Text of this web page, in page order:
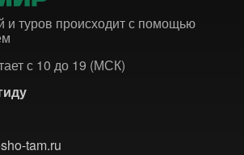
и туров происходит с помощью
с 10 до 19 (МСК)
tam.ru